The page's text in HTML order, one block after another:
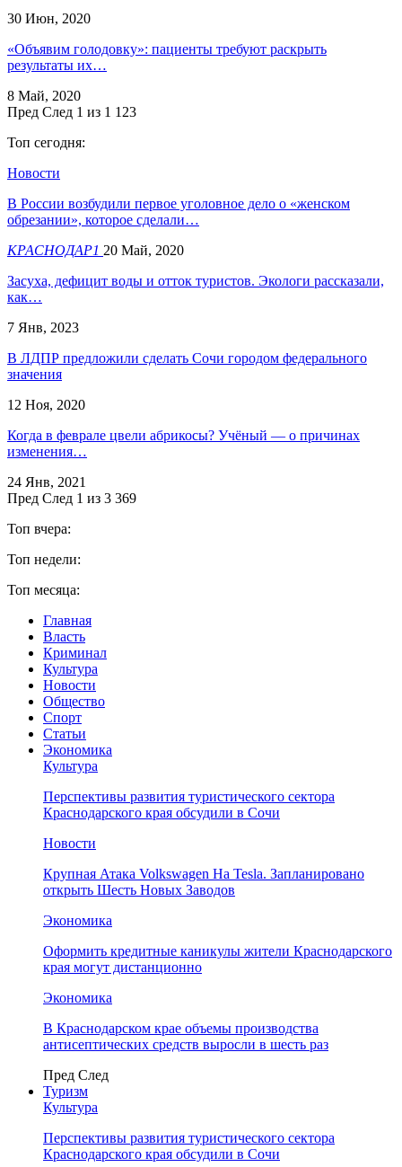
30 Июн, 2020
«Объявим голодовку»: пациенты требуют раскрыть
результаты их…
8 Май, 2020
Пред След 1 из 1 123
Топ сегодня:
Новости
В России возбудили первое уголовное дело о «женском
обрезании», которое сделали…
КРАСНОДАР1 20 Май, 2020
Засуха, дефицит воды и отток туристов. Экологи рассказали,
как…
7 Янв, 2023
В ЛДПР предложили сделать Сочи городом федерального
значения
12 Ноя, 2020
Когда в феврале цвели абрикосы? Учёный — о причинах
изменения…
24 Янв, 2021
Пред След 1 из 3 369
Топ вчера:
Топ недели:
Топ месяца:
Главная
Власть
Криминал
Культура
Новости
Общество
Спорт
Статьи
Экономика
Культура
Перспективы развития туристического сектора
Краснодарского края обсудили в Сочи
Новости
Крупная Атака Volkswagen На Tesla. Запланировано
открыть Шесть Новых Заводов
Экономика
Оформить кредитные каникулы жители Краснодарского
края могут дистанционно
Экономика
В Краснодарском крае объемы производства
антисептических средств выросли в шесть раз
Пред След
Туризм
Культура
Перспективы развития туристического сектора
Краснодарского края обсудили в Сочи